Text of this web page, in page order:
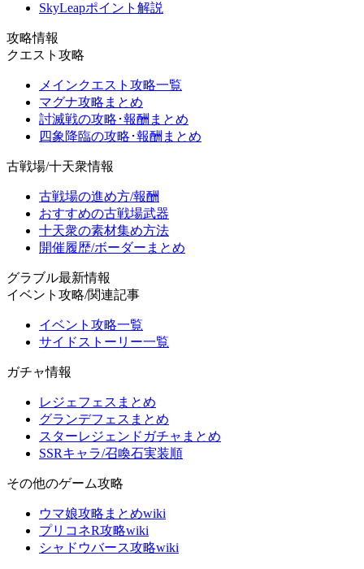
SkyLeapポイント解説
攻略情報
クエスト攻略
メインクエスト攻略一覧
マグナ攻略まとめ
討滅戦の攻略･報酬まとめ
四象降臨の攻略･報酬まとめ
古戦場/十天衆情報
古戦場の進め方/報酬
おすすめの古戦場武器
十天衆の素材集め方法
開催履歴/ボーダーまとめ
グラブル最新情報
イベント攻略/関連記事
イベント攻略一覧
サイドストーリー一覧
ガチャ情報
レジェフェスまとめ
グランデフェスまとめ
スターレジェンドガチャまとめ
SSRキャラ/召喚石実装順
その他のゲーム攻略
ウマ娘攻略まとめwiki
プリコネR攻略wiki
シャドウバース攻略wiki